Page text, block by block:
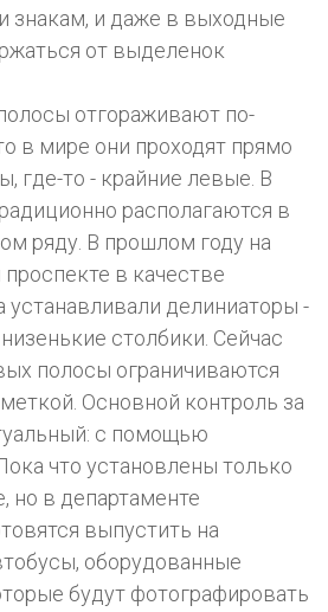
знакам, и даже в выходные
от выделенок
отгораживают по-
в мире они проходят прямо
где-то - крайние левые. В
располагаются в
ряду. В прошлом году на
в качестве
устанавливали делиниаторы -
столбики. Сейчас
полосы ограничиваются
Основной контроль за
с помощью
что установлены только
но в департаменте
выпустить на
оборудованные
будут фотографировать